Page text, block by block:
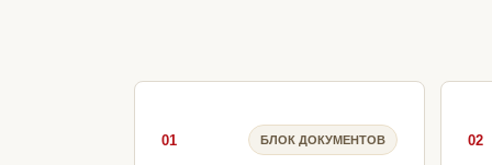
01 БЛОК ДОКУМЕНТОВ 02